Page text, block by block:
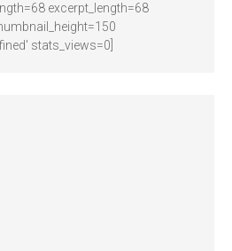
excerpt_length=68
stats_views=0]